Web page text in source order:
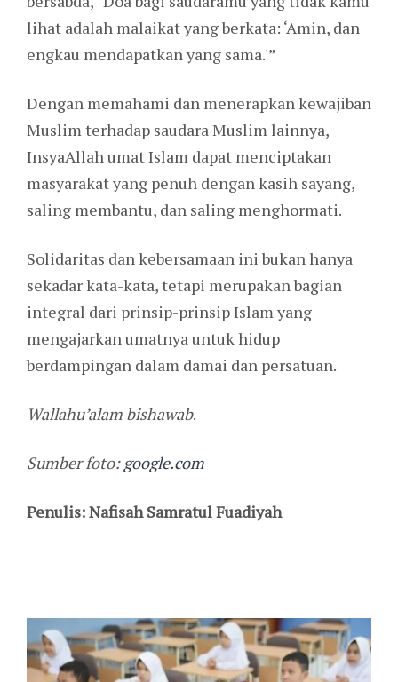
lihat adalah malaikat yang berkata: ‘Amin, dan
engkau mendapatkan yang sama.'”
Dengan memahami dan menerapkan kewajiban
Muslim terhadap saudara Muslim lainnya,
InsyaAllah umat Islam dapat menciptakan
masyarakat yang penuh dengan kasih sayang,
saling membantu, dan saling menghormati.
Solidaritas dan kebersamaan ini bukan hanya
sekadar kata-kata, tetapi merupakan bagian
integral dari prinsip-prinsip Islam yang
mengajarkan umatnya untuk hidup
berdampingan dalam damai dan persatuan.
Wallahu’alam bishawab.
Sumber foto:google.com
Penulis: Nafisah Samratul Fuadiyah